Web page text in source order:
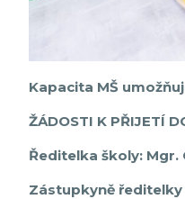
Kapacita MŠ
ŽÁDOSTI K PŘIJETÍ
Ředitelka školy: Mgr.
Zástupkyně ředitelky